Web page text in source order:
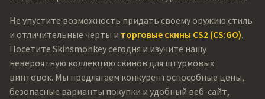
Не упустите возможность придать своему оружию стиль
и отличительные черты и торговые скины CS2 (CS:GO).
Посетите Skinsmonkey сегодня и изучите нашу
невероятную коллекцию скинов для штурмовых
винтовок. Мы предлагаем конкурентоспособные цены,
безопасные варианты покупки и удобный веб-сайт,